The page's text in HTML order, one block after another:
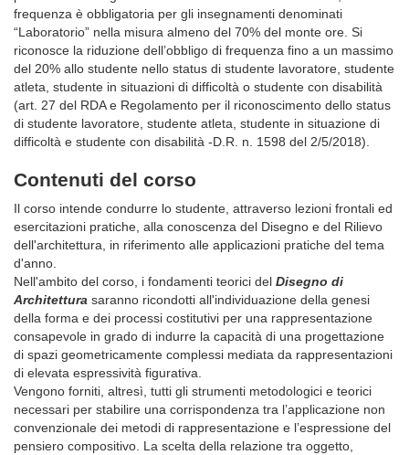
frequenza è obbligatoria per gli insegnamenti denominati
“Laboratorio” nella misura almeno del 70% del monte ore. Si
riconosce la riduzione dell’obbligo di frequenza fino a un massimo
del 20% allo studente nello status di studente lavoratore, studente
atleta, studente in situazioni di difficoltà o studente con disabilità
(art. 27 del RDA e Regolamento per il riconoscimento dello status
di studente lavoratore, studente atleta, studente in situazione di
difficoltà e studente con disabilità -D.R. n. 1598 del 2/5/2018).
Contenuti del corso
Il corso intende condurre lo studente, attraverso lezioni frontali ed
esercitazioni pratiche, alla conoscenza del Disegno e del Rilievo
dell'architettura, in riferimento alle applicazioni pratiche del tema
d'anno.
Nell'ambito del corso, i fondamenti teorici del Disegno di
Architettura saranno ricondotti all'individuazione della genesi
della forma e dei processi costitutivi per una rappresentazione
consapevole in grado di indurre la capacità di una progettazione
di spazi geometricamente complessi mediata da rappresentazioni
di elevata espressività figurativa.
Vengono forniti, altresì, tutti gli strumenti metodologici e teorici
necessari per stabilire una corrispondenza tra l’applicazione non
convenzionale dei metodi di rappresentazione e l’espressione del
pensiero compositivo. La scelta della relazione tra oggetto,